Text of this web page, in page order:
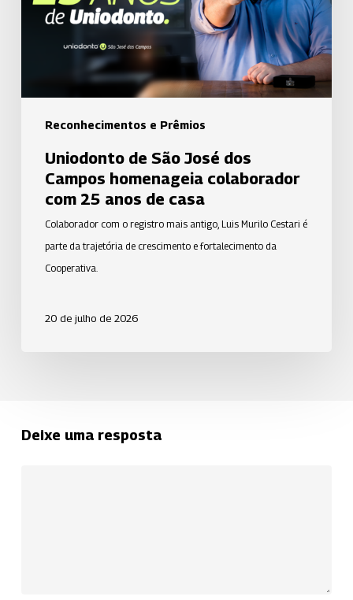
Reconhecimentos e Prêmios
Campos
colaborador
25
anos
casaUniodonto de São José dos
Campos homenageia colaborador
com 25 anos de casa
Colaborador com o registro mais antigo, Luis Murilo Cestari é
parte da trajetória de crescimento e fortalecimento da
Cooperativa.
20 de julho de 2026
Deixe uma resposta